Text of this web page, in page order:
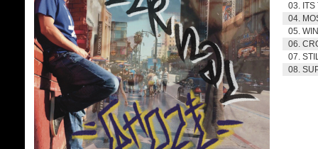
03. ITS
04.
05.
06.
07.
08.